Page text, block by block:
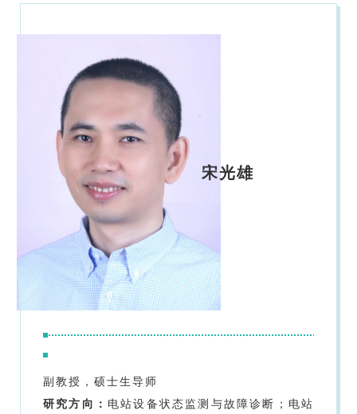
宋光雄
副教授，硕士生导师
研究方向： 电站设备状态监测与故障诊断；电站